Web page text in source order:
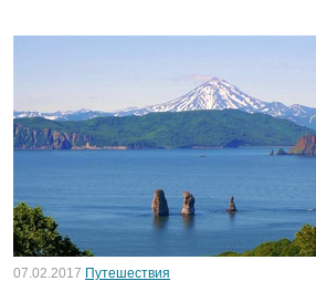
07.02.2017 Путешествия